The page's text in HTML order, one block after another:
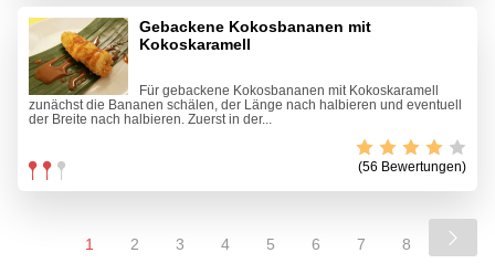
Gebackene Kokosbananen mit
Kokoskaramell
Für gebackene Kokosbananen mit Kokoskaramell
zunächst die Bananen schälen, der Länge nach halbieren und eventuell
der Breite nach halbieren. Zuerst in der...
(56 Bewertungen)
1 2 3 4 5 6 7 8